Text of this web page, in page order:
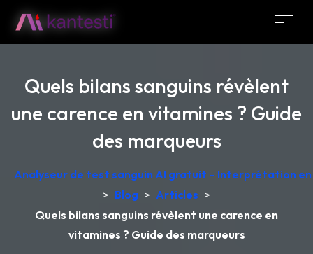
Quels bilans sanguins révèlent
une carence en vitamines ? Guide
des marqueurs
Analyseur de test sanguin AI gratuit – Interprétation
> Blog > Articles >
Quels bilans sanguins révèlent une carence en
vitamines ? Guide des marqueurs